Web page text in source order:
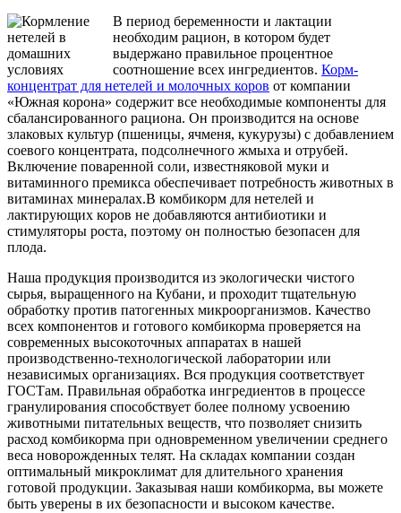
В период беременности и лактации
необходим рацион, в котором будет
выдержано правильное процентное
соотношение всех ингредиентов. Корм-
концентрат для нетелей и молочных коров от компании
«Южная корона» содержит все необходимые компоненты для
сбалансированного рациона. Он производится на основе
злаковых культур (пшеницы, ячменя, кукурузы) с добавлением
соевого концентрата, подсолнечного жмыха и отрубей.
Включение поваренной соли, известняковой муки и
витаминного премикса обеспечивает потребность животных в
витаминах минералах.В комбикорм для нетелей и
лактирующих коров не добавляются антибиотики и
стимуляторы роста, поэтому он полностью безопасен для
плода.
Наша продукция производится из экологически чистого
сырья, выращенного на Кубани, и проходит тщательную
обработку против патогенных микроорганизмов. Качество
всех компонентов и готового комбикорма проверяется на
современных высокоточных аппаратах в нашей
производственно-технологической лаборатории или
независимых организациях. Вся продукция соответствует
ГОСТам. Правильная обработка ингредиентов в процессе
гранулирования способствует более полному усвоению
животными питательных веществ, что позволяет снизить
расход комбикорма при одновременном увеличении среднего
веса новорожденных телят. На складах компании создан
оптимальный микроклимат для длительного хранения
готовой продукции. Заказывая наши комбикорма, вы можете
быть уверены в их безопасности и высоком качестве.